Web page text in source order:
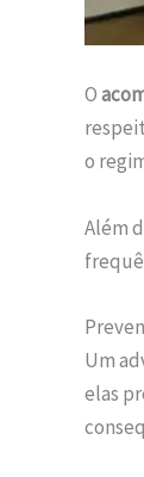
O
o
Além
Um
elas